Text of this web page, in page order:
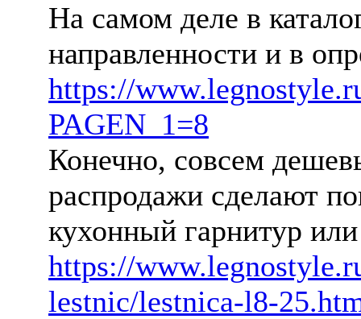
На самом деле в
направленности и в
https://
PAGEN_1=8
Конечно, совсем
распродажи сделают
кухонный гарнитур
https://
lestnic/lestnica-l8-